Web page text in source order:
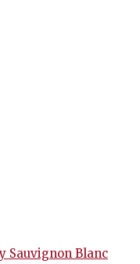
Sauvignon Blanc